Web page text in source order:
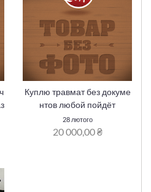
Куплю травмат без докуме
нтов любой пойдёт
28 лютого
20 000,00 ₴